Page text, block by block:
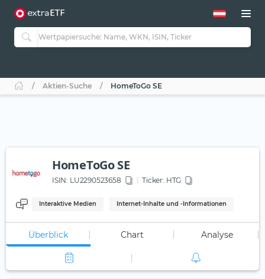
Aktien-Suche HomeToGo SE
HomeToGo SE
ISIN: LU2290523658 Ticker: HTG
Interaktive Medien Internet-Inhalte und -Informationen
Überblick Chart Analyse